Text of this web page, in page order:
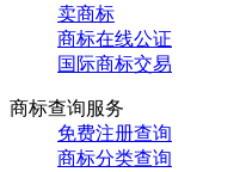
卖商标
商标在线公证
国际商标交易
商标查询服务
免费注册查询
商标分类查询